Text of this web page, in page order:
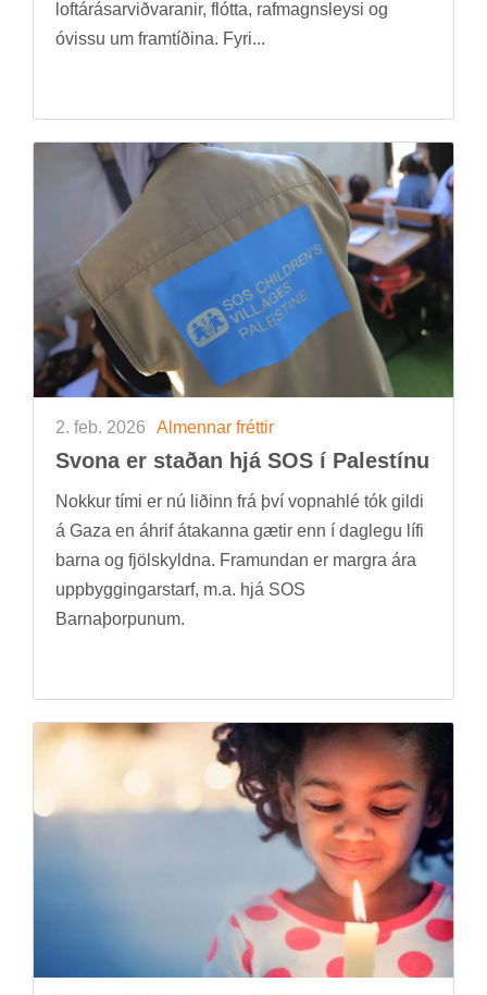
loft­árás­ar­við­var­an­ir, flótta, raf­magns­leysi og
óvissu um fram­tíð­ina. Fyri...
2. feb. 2026 Al­menn­ar frétt­ir
Svona er stað­an hjá SOS í Palestínu
Nokk­ur tími er nú lið­inn frá því vopna­hlé tók gildi
á Gaza en áhrif átak­anna gæt­ir enn í dag­legu lífi
barna og fjöl­skyldna. Framund­an er margra ára
upp­bygg­ing­ar­starf, m.a. hjá SOS
Barna­þorp­un­um.